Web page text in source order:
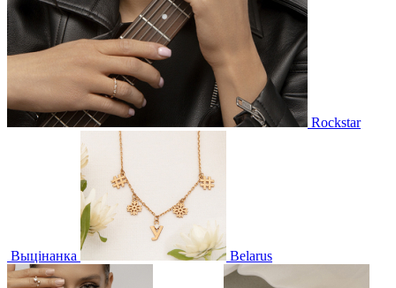
Rockstar
Выцінанка Belarus